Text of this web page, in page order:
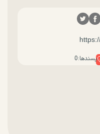
پسندها:0